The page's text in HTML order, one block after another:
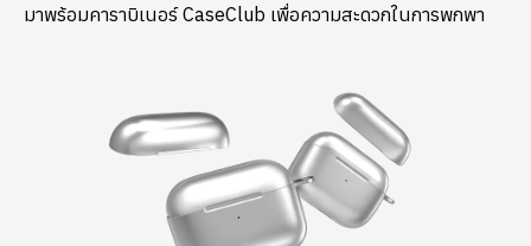
มาพร้อมคาราบิเนอร์ CaseClub เพื่อความสะดวกในการพกพา